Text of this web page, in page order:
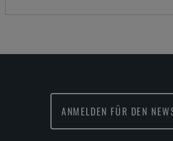
ANMELDEN FÜR DEN